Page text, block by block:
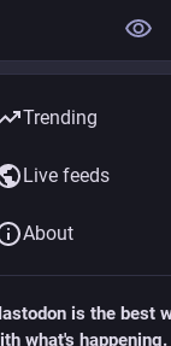
der dänische
Der Anteil von
bei
„Luxussteuer“
Modell 25-150%
Steuer weg,
Trending
Live feeds
About
is the best
what's happening.